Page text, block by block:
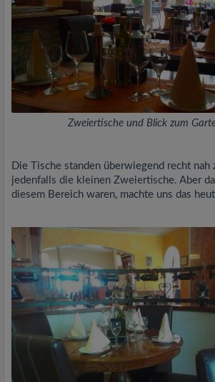
Zweiertische und Blick zum
Die Tische standen überwiegend recht nah
jedenfalls die kleinen Zweiertische. Aber
diesem Bereich waren, machte uns das